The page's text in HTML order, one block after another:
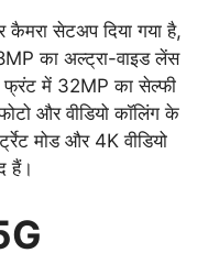
सेटअप दिया गया है,
का अल्ट्रा-वाइड लेंस
में 32MP का सेल्फी
और वीडियो कॉलिंग के
मोड और 4K वीडियो
हैं।